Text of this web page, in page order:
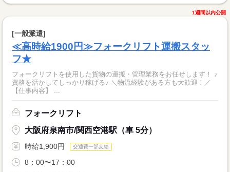
1週間以内公開
[一般派遣]
≪高時給1900円≫フォークリフト運搬スタッ
フ★
フォークリフトを使用した貨物の運搬・管理業務をお任せします！ ♪
資格を活かしてしっかり稼げる♪ ＼物流経験がある方も大歓迎！／
【仕事内容】 ...
フォークリフト
大阪府泉南市/関西空港駅（車 5分）
時給1,900円 交通費一部支給
8：00〜17：00